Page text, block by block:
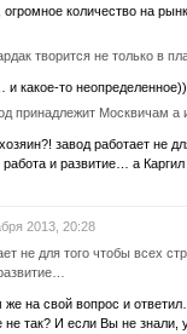
огромное количество на
творится не только в
и какое-то
принадлежит Москвичам
завод работает не
и развитие… а
2013, 20:28
не для того чтобы всех
на свой вопрос и
не так? И если Вы не